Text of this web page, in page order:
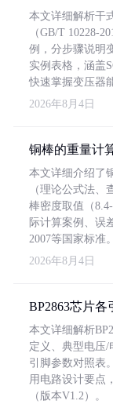
本文详细解析干
（GB/T 10228-
例，分步骤说明
实例表格，涵盖
快速掌握变压器
2026年8月4日
铜棒的重量计
本文详细介绍了
（理论公式法
棒密度取值（
际计算案例、误
2007等国家标准。
2026年8月4日
BP2863芯片各
本文详细解析
定义、典型电压
引脚参数对照表
用电路设计要点
（版本V1.2）。